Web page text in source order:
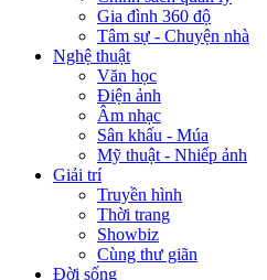
Gia đình 360 độ
Tâm sự - Chuyện nhà
Nghệ thuật
Văn học
Điện ảnh
Âm nhạc
Sân khấu - Múa
Mỹ thuật - Nhiếp ảnh
Giải trí
Truyền hình
Thời trang
Showbiz
Cùng thư giãn
Đời sống